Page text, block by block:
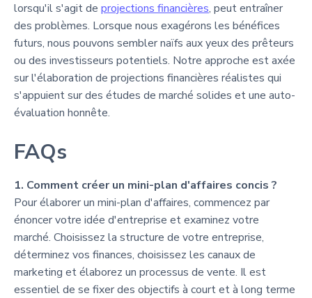
lorsqu'il s'agit de projections financières, peut entraîner
des problèmes. Lorsque nous exagérons les bénéfices
futurs, nous pouvons sembler naïfs aux yeux des prêteurs
ou des investisseurs potentiels. Notre approche est axée
sur l'élaboration de projections financières réalistes qui
s'appuient sur des études de marché solides et une auto-
évaluation honnête.
FAQs
1. Comment créer un mini-plan d'affaires concis ?
Pour élaborer un mini-plan d'affaires, commencez par
énoncer votre idée d'entreprise et examinez votre
marché. Choisissez la structure de votre entreprise,
déterminez vos finances, choisissez les canaux de
marketing et élaborez un processus de vente. Il est
essentiel de se fixer des objectifs à court et à long terme